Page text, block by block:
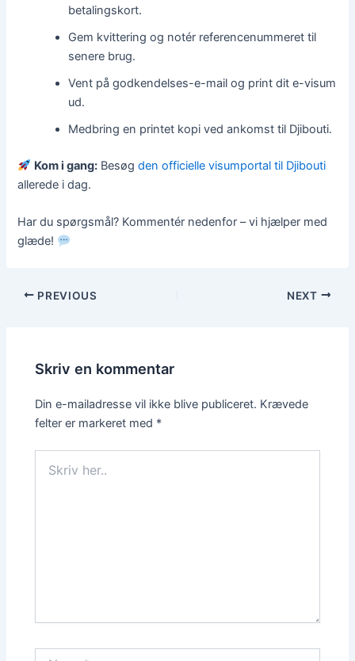
betalingskort.
Gem kvittering og notér referencenummeret til
senere brug.
Vent på godkendelses-e-mail og print dit e-visum
ud.
Medbring en printet kopi ved ankomst til Djibouti.
Kom i gang: Besøgden officielle visumportal til Djibouti
allerede i dag.
Har du spørgsmål? Kommentér nedenfor – vi hjælper med
glæde!
PREVIOUS NEXT
Skriv en kommentar
Din e-mailadresse vil ikke blive publiceret. Krævede
felter er markeret med *
her..